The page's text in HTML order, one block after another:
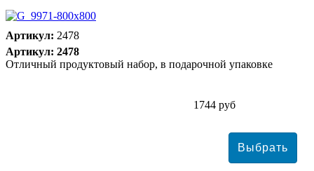
Артикул: 2478
Артикул: 2478
Отличный продуктовый набор, в подарочной упаковке
1744 руб